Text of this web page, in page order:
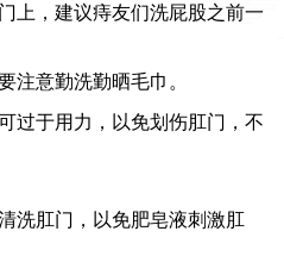
上，建议痔友们洗屁股之前一
注意勤洗勤晒毛巾。
过于用力，以免划伤肛门，不
洗肛门，以免肥皂液刺激肛